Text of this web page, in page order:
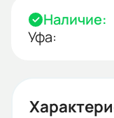
Наличие:
Уфа: